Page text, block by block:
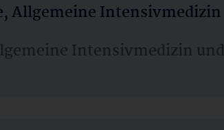
Allgemeine Intensivmedizin
Intensivmedizin und